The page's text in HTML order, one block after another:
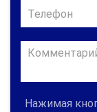
Нажимая